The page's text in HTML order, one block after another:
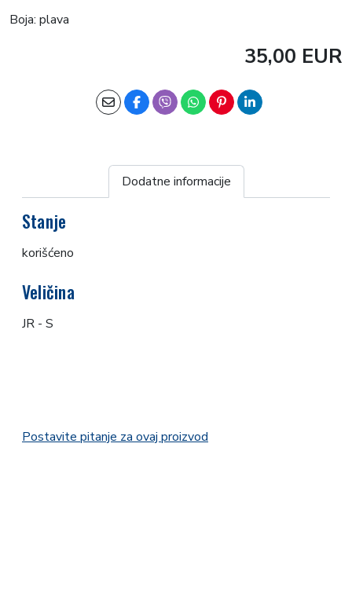
Boja: plava
35,00 EUR
Dodatne informacije
Stanje
korišćeno
Veličina
JR - S
Postavite pitanje za ovaj proizvod